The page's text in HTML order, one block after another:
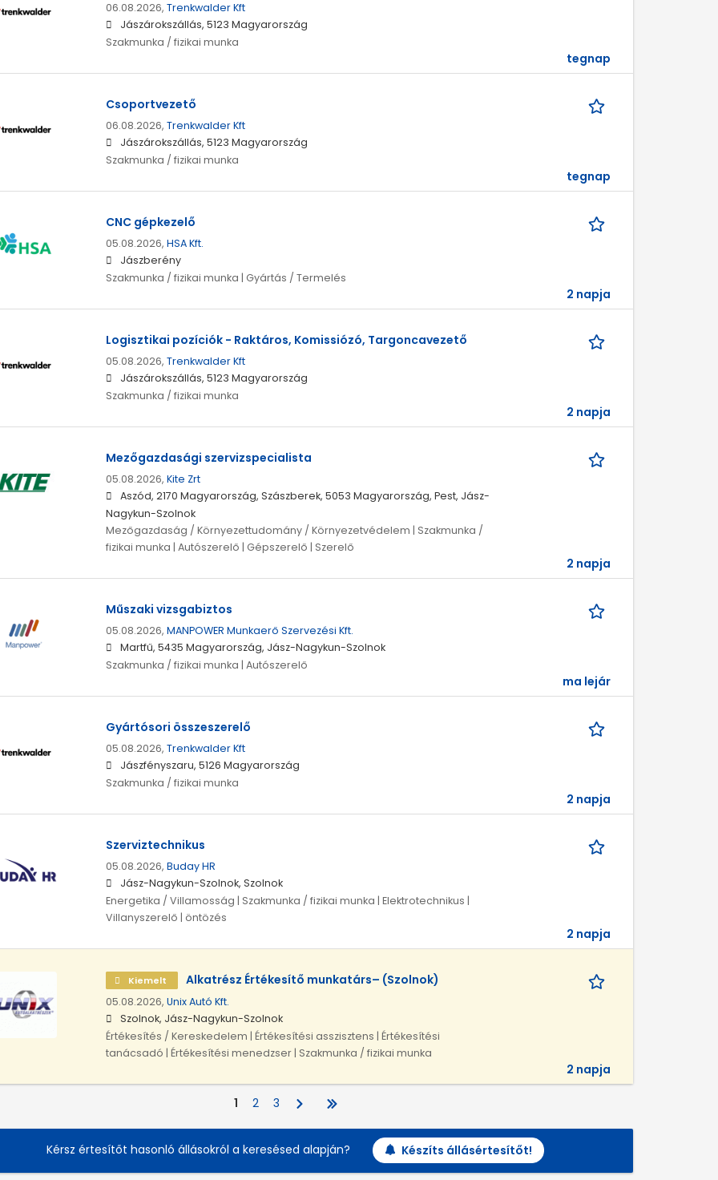
06.08.2026, Trenkwalder Kft
Jászárokszállás, 5123 Magyarország
Szakmunka / fizikai munka
tegnap
Csoportvezető
06.08.2026, Trenkwalder Kft
Jászárokszállás, 5123 Magyarország
Szakmunka / fizikai munka
tegnap
CNC gépkezelő
05.08.2026, HSA Kft.
Jászberény
Szakmunka / fizikai munka | Gyártás / Termelés
2 napja
Logisztikai pozíciók - Raktáros, Komissiózó, Targoncavezető
05.08.2026, Trenkwalder Kft
Jászárokszállás, 5123 Magyarország
Szakmunka / fizikai munka
2 napja
Mezőgazdasági szervizspecialista
05.08.2026, Kite Zrt
Aszód, 2170 Magyarország, Szászberek, 5053 Magyarország, Pest, Jász-
Nagykun-Szolnok
Mezőgazdaság / Környezettudomány / Környezetvédelem | Szakmunka /
fizikai munka | Autószerelő | Gépszerelő | Szerelő
2 napja
Műszaki vizsgabiztos
05.08.2026, MANPOWER Munkaerő Szervezési Kft.
Martfű, 5435 Magyarország, Jász-Nagykun-Szolnok
Szakmunka / fizikai munka | Autószerelő
ma lejár
Gyártósori összeszerelő
05.08.2026, Trenkwalder Kft
Jászfényszaru, 5126 Magyarország
Szakmunka / fizikai munka
2 napja
Szerviztechnikus
05.08.2026, Buday HR
Jász-Nagykun-Szolnok, Szolnok
Energetika / Villamosság | Szakmunka / fizikai munka | Elektrotechnikus |
Villanyszerelő | öntözés
2 napja
Kiemelt Alkatrész Értékesítő munkatárs– (Szolnok)
05.08.2026, Unix Autó Kft.
Szolnok, Jász-Nagykun-Szolnok
Értékesítés / Kereskedelem | Értékesítési asszisztens | Értékesítési
tanácsadó | Értékesítési menedzser | Szakmunka / fizikai munka
2 napja
1 2 3
Kérsz értesítőt hasonló állásokról a keresésed alapján? Készíts állásértesítőt!